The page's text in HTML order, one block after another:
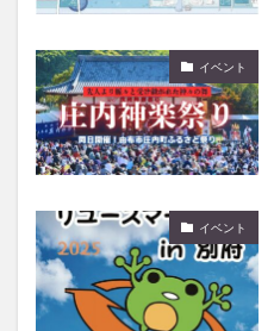
イベント
イベント